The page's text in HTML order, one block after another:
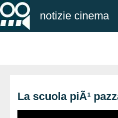
notizie cinema
La scuola piÃ¹